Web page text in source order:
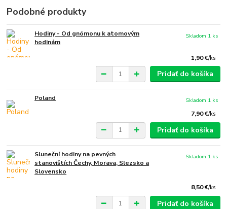
Podobné produkty
Hodiny - Od gnómonu k atomovým
hodinám
1,90 €/ks
Skladom 1 ks
Pridať do košíka
Poland
7,90 €/ks
Skladom 1 ks
Pridať do košíka
Sluneční hodiny na pevných
stanovištích Čechy, Morava, Slezsko a
Slovensko
8,50 €/ks
Skladom 1 ks
Pridať do košíka